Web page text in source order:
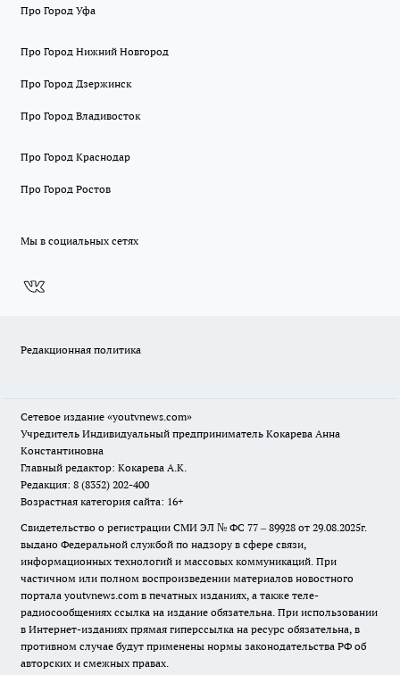
Про Город Уфа
Про Город Нижний Новгород
Про Город Дзержинск
Про Город Владивосток
Про Город Краснодар
Про Город Ростов
Мы в социальных сетях
Редакционная политика
Сетевое издание «youtvnews.com»
Учредитель Индивидуальный предприниматель Кокарева Анна
Константиновна
Главный редактор: Кокарева А.К.
Редакция: 8 (8352) 202-400
Возрастная категория сайта: 16+
Свидетельство о регистрации СМИ ЭЛ № ФС 77 – 89928 от 29.08.2025г.
выдано Федеральной службой по надзору в сфере связи,
информационных технологий и массовых коммуникаций. При
частичном или полном воспроизведении материалов новостного
портала youtvnews.com в печатных изданиях, а также теле-
радиосообщениях ссылка на издание обязательна. При использовании
в Интернет-изданиях прямая гиперссылка на ресурс обязательна, в
противном случае будут применены нормы законодательства РФ об
авторских и смежных правах.